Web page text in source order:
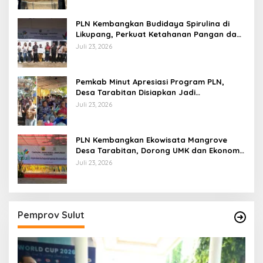
PLN Kembangkan Budidaya Spirulina di
Likupang, Perkuat Ketahanan Pangan dan
Ekonomi Masyarakat
Juli 23, 2026
Pemkab Minut Apresiasi Program PLN,
Desa Tarabitan Disiapkan Jadi
Percontohan Ekowisata Berdaya Saing
Juli 23, 2026
PLN Kembangkan Ekowisata Mangrove
Desa Tarabitan, Dorong UMK dan Ekonomi
Berkelanjutan di Likupang
Juli 23, 2026
Pemprov Sulut